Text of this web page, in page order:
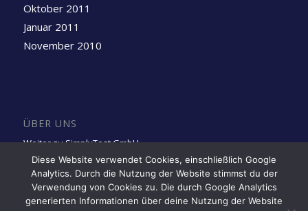
Oktober 2011
Januar 2011
November 2010
ÜBER UNS
Weiter zu SimplyTest GmbH
Folge uns auf LinkedIn
Diese Website verwendet Cookies, einschließlich Google
Analytics. Durch die Nutzung der Website stimmst du der
Verwendung von Cookies zu. Die durch Google Analytics
generierten Informationen über deine Nutzung der Website